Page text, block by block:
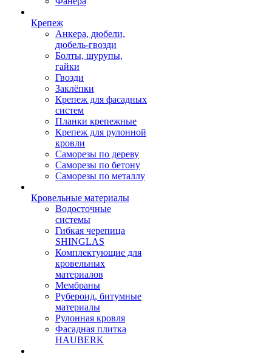
Крепеж
Анкера, дюбели,
дюбель-гвозди
Болты, шурупы,
гайки
Гвозди
Заклёпки
Крепеж для фасадных
систем
Планки крепежные
Крепеж для рулонной
кровли
Саморезы по дереву
Саморезы по бетону
Саморезы по металлу
Кровельные материалы
Водосточные
системы
Гибкая черепица
SHINGLAS
Комплектующие для
кровельных
материалов
Мембраны
Рубероид, битумные
материалы
Рулонная кровля
Фасадная плитка
HAUBERK